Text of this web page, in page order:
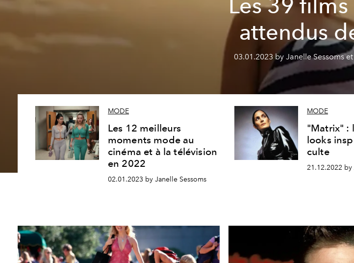
Les 39
attendus
03.01.2023 by Janelle Sessoms
MODE
Les 12 meilleurs
moments mode au
cinéma et à la télévision
en 2022
02.01.2023 by Janelle Sessoms
MODE
"Matrix" :
looks
culte
21.12.2022 by